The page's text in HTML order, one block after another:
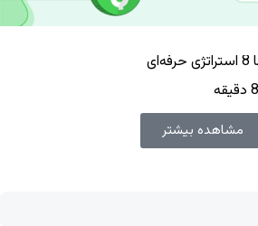
8 دقیقه
مشاهده بیشتر